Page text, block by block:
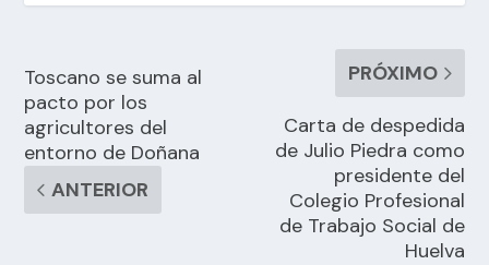
Toscano se suma al
pacto por los
agricultores del
entorno de Doñana
ANTERIOR
PRÓXIMO
Carta de despedida
de Julio Piedra como
presidente del
Colegio Profesional
de Trabajo Social de
Huelva